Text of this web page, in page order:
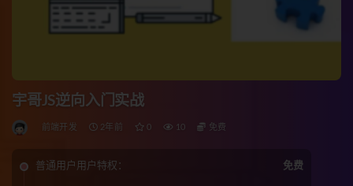
宇哥JS逆向入门实战
前端开发 2年前 0 10 免费
普通用户用户特权： 免费